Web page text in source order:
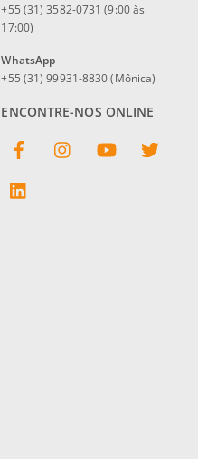
+55 (31) 3582-0731 (9:00 às
17:00)
WhatsApp
+55 (31) 99931-8830 (Mônica)
ENCONTRE-NOS ONLINE